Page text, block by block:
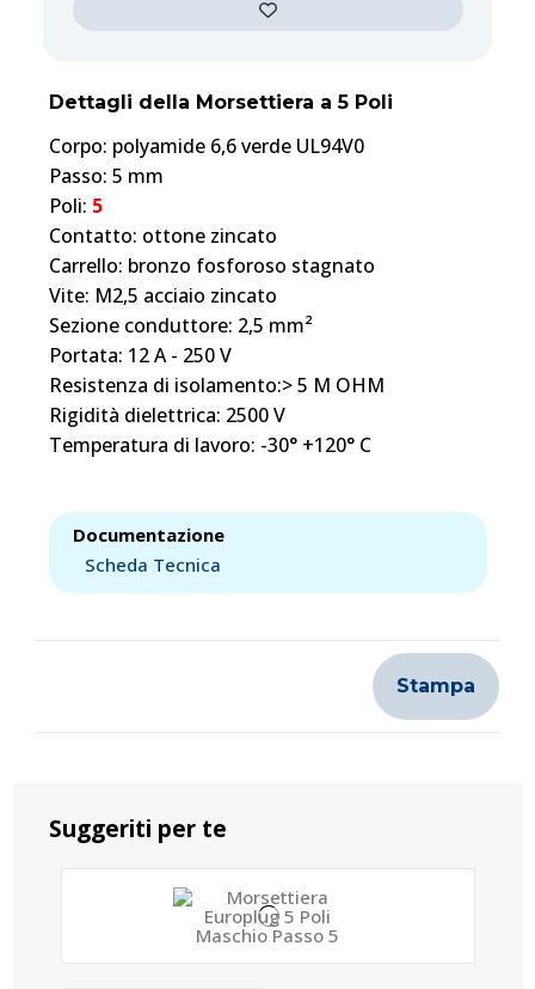
Dettagli della Morsettiera a 5 Poli
Corpo: polyamide 6,6 verde UL94V0
Passo: 5 mm
Poli: 5
Contatto: ottone zincato
Carrello: bronzo fosforoso stagnato
Vite: M2,5 acciaio zincato
Sezione conduttore: 2,5 mm²
Portata: 12 A - 250 V
Resistenza di isolamento:> 5 M OHM
Rigidità dielettrica: 2500 V
Temperatura di lavoro: -30° +120° C
Documentazione
Scheda Tecnica
Stampa
Suggeriti per te